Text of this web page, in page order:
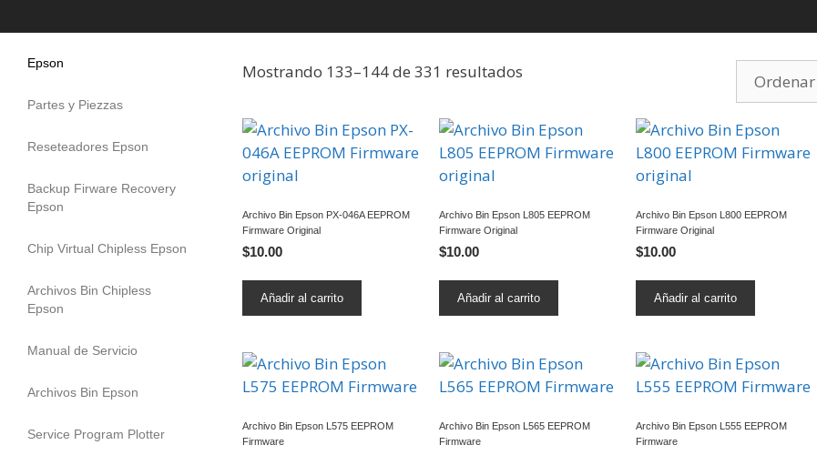
Epson
Partes y Piezzas
Reseteadores Epson
Backup Firware Recovery
Epson
Chip Virtual Chipless Epson
Archivos Bin Chipless
Epson
Manual de Servicio
Archivos Bin Epson
Service Program Plotter
Mostrando 133–144 de 331 resultados
Archivo Bin Epson PX-046A EEPROM
Firmware Original
$10.00
Añadir al carrito
Archivo Bin Epson L805 EEPROM
Firmware Original
$10.00
Añadir al carrito
Archivo Bin Epson L800 EEPROM
Firmware Original
$10.00
Añadir al carrito
Archivo Bin Epson L575 EEPROM
Firmware
Archivo Bin Epson L565 EEPROM
Firmware
Archivo Bin Epson L555 EEPROM
Firmware